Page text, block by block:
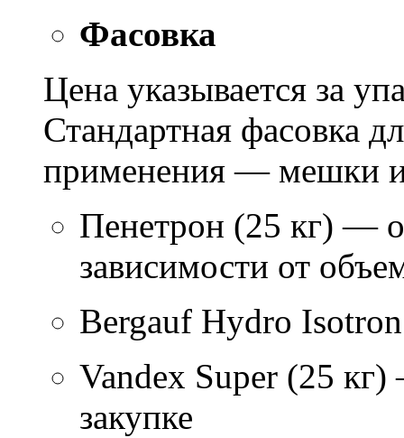
Фасовка
Цена указывается за
Стандартная фасовка
применения — мешки
Пенетрон (25 кг) —
зависимости от
Bergauf Hydro
Vandex Super (25
закупке